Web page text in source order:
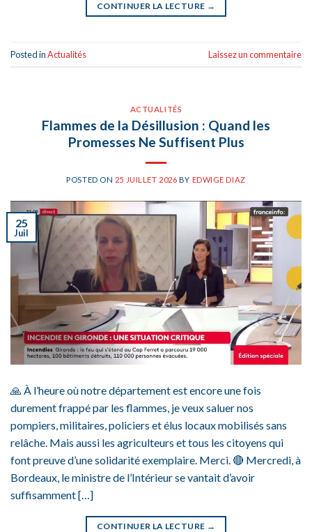
CONTINUER LA LECTURE →
Posted inActualités Laissez un commentaire
ACTUALITÉS
Flammes de la Désillusion : Quand les
Promesses Ne Suffisent Plus
POSTED ON 25 JUILLET 2026 BY EDWIGE DIAZ
25
Juil
🙏 À l’heure où notre département est encore une fois
durement frappé par les flammes, je veux saluer nos
pompiers, militaires, policiers et élus locaux mobilisés sans
relâche. Mais aussi les agriculteurs et tous les citoyens qui
font preuve d’une solidarité exemplaire. Merci. 🔴 Mercredi, à
Bordeaux, le ministre de l’Intérieur se vantait d’avoir
suffisamment […]
CONTINUER LA LECTURE →